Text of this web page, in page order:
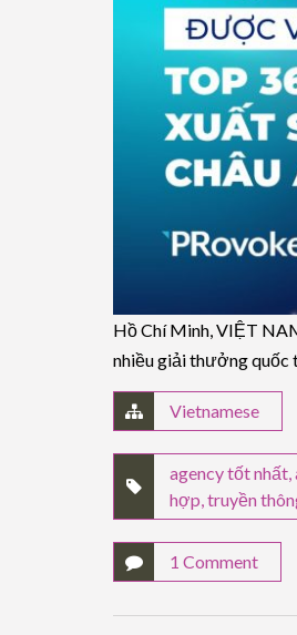
Hồ Chí Minh, VIỆT
nhiều giải thưởng quốc
Vietnamese
agency tốt nhất,
hợp,truyền
1 Comment